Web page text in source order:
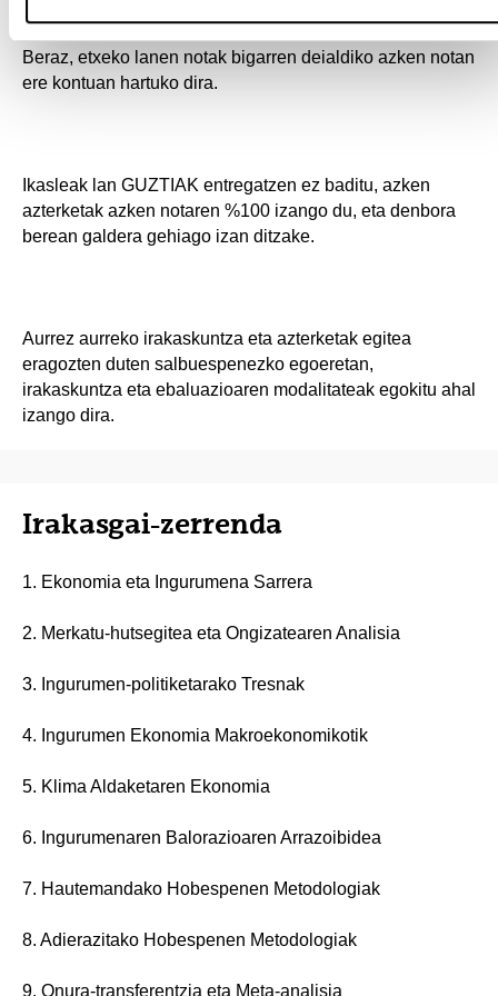
Beraz, etxeko lanen notak bigarren deialdiko azken notan
ere kontuan hartuko dira.
Ikasleak lan GUZTIAK entregatzen ez baditu, azken
azterketak azken notaren %100 izango du, eta denbora
berean galdera gehiago izan ditzake.
Aurrez aurreko irakaskuntza eta azterketak egitea
eragozten duten salbuespenezko egoeretan,
irakaskuntza eta ebaluazioaren modalitateak egokitu ahal
izango dira.
Irakasgai-zerrenda
1. Ekonomia eta Ingurumena Sarrera
2. Merkatu-hutsegitea eta Ongizatearen Analisia
3. Ingurumen-politiketarako Tresnak
4. Ingurumen Ekonomia Makroekonomikotik
5. Klima Aldaketaren Ekonomia
6. Ingurumenaren Balorazioaren Arrazoibidea
7. Hautemandako Hobespenen Metodologiak
8. Adierazitako Hobespenen Metodologiak
9. Onura-transferentzia eta Meta-analisia